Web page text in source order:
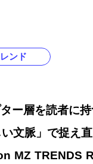
レンド
ー層を読者に
文脈」で捉え
MZ TRENDS